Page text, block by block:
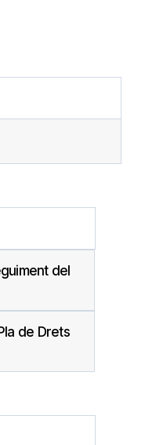
del
de Drets